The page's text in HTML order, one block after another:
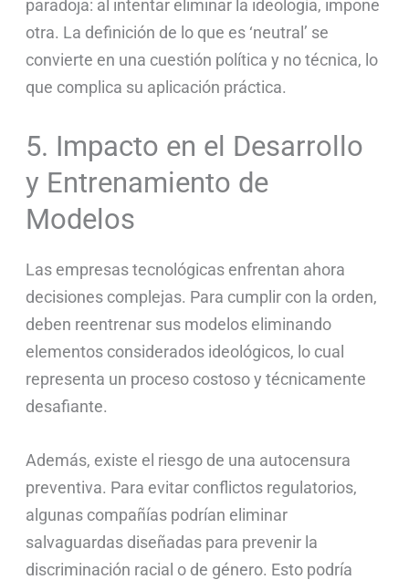
paradoja: al intentar eliminar la ideología, impone
otra. La definición de lo que es ‘neutral’ se
convierte en una cuestión política y no técnica, lo
que complica su aplicación práctica.
5. Impacto en el Desarrollo
y Entrenamiento de
Modelos
Las empresas tecnológicas enfrentan ahora
decisiones complejas. Para cumplir con la orden,
deben reentrenar sus modelos eliminando
elementos considerados ideológicos, lo cual
representa un proceso costoso y técnicamente
desafiante.
Además, existe el riesgo de una autocensura
preventiva. Para evitar conflictos regulatorios,
algunas compañías podrían eliminar
salvaguardas diseñadas para prevenir la
discriminación racial o de género. Esto podría